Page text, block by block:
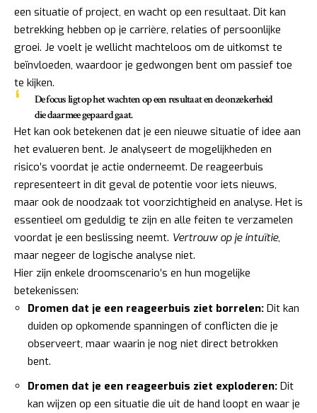
een situatie of project, en wacht op een resultaat. Dit kan
betrekking hebben op je carrière, relaties of persoonlijke
groei. Je voelt je wellicht machteloos om de uitkomst te
beïnvloeden, waardoor je gedwongen bent om passief toe
te kijken.
De focus ligt op hetwachten op een resultaaten de onzekerheid
die daarmee gepaard gaat.
Het kan ook betekenen dat je een nieuwe situatie of idee aan
het evalueren bent. Je analyseert de mogelijkheden en
risico’s voordat je actie onderneemt. De reageerbuis
representeert in dit geval de potentie voor iets nieuws,
maar ook de noodzaak tot voorzichtigheid en analyse. Het is
essentieel om geduldig te zijn en alle feiten te verzamelen
voordat je een beslissing neemt. Vertrouw op je intuïtie,
maar negeer de logische analyse niet.
Hier zijn enkele droomscenario’s en hun mogelijke
betekenissen:
Dromen dat je een reageerbuis ziet borrelen: Dit kan
duiden op opkomende spanningen of conflicten die je
observeert, maar waarin je nog niet direct betrokken
bent.
Dromen dat je een reageerbuis ziet exploderen: Dit
kan wijzen op een situatie die uit de hand loopt en waar je